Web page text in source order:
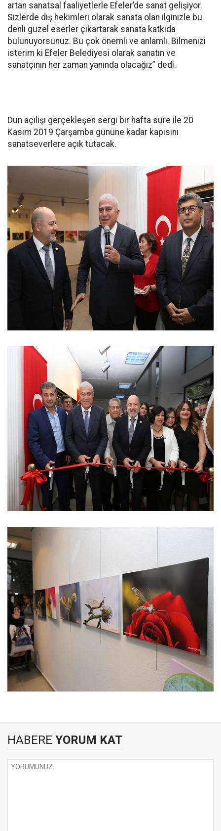
artan sanatsal faaliyetlerle Efeler’de sanat gelişiyor.
Sizlerde diş hekimleri olarak sanata olan ilginizle bu
denli güzel eserler çıkartarak sanata katkıda
bulunuyorsunuz. Bu çok önemli ve anlamlı. Bilmenizi
isterim ki Efeler Belediyesi olarak sanatın ve
sanatçının her zaman yanında olacağız” dedi.
Dün açılışı gerçekleşen sergi bir hafta süre ile 20
Kasım 2019 Çarşamba gününe kadar kapısını
sanatseverlere açık tutacak.
HABERE YORUM KAT